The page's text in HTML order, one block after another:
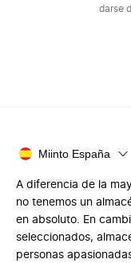
darse
Miinto España
A diferencia de la
no tenemos un
en absoluto. En
seleccionados,
personas